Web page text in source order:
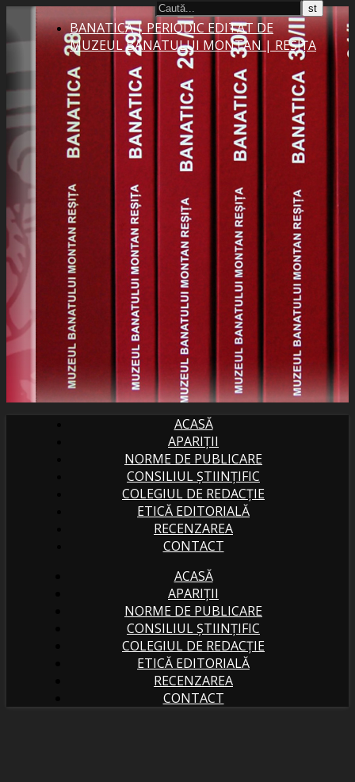
BANATICA | PERIODIC EDITAT DE
MUZEUL BANATULUI MONTAN | REȘIȚA
ACASĂ
APARIȚII
NORME DE PUBLICARE
CONSILIUL ȘTIINȚIFIC
COLEGIUL DE REDACȚIE
ETICĂ EDITORIALĂ
RECENZAREA
CONTACT
ACASĂ
APARIȚII
NORME DE PUBLICARE
CONSILIUL ȘTIINȚIFIC
COLEGIUL DE REDACȚIE
ETICĂ EDITORIALĂ
RECENZAREA
CONTACT